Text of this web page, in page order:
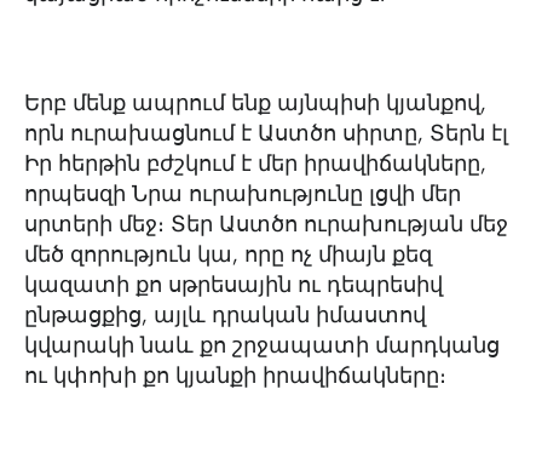
Երբ մենք ապրում ենք այնպիսի կյանքով,
որն ուրախացնում է Աստծո սիրտը, Տերն էլ
Իր հերթին բժշկում է մեր իրավիճակները,
որպեսզի Նրա ուրախությունը լցվի մեր
սրտերի մեջ։ Տեր Աստծո ուրախության մեջ
մեծ զորություն կա, որը ոչ միայն քեզ
կազատի քո սթրեսային ու դեպրեսիվ
ընթացքից, այլև դրական իմաստով
կվարակի նաև քո շրջապատի մարդկանց
ու կփոխի քո կյանքի իրավիճակները։